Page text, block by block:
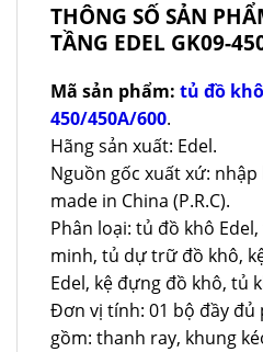
THÔNG SỐ SẢN
TẦNG EDEL GK09-
Mã sản phẩm: tủ đồ
450/450A/600.
Hãng sản xuất: Edel.
Nguồn gốc xuất xứ:
made in China (P.R.C).
Phân loại: tủ đồ khô
minh, tủ dự trữ đồ khô,
Edel, kệ đựng đồ khô, tủ
Đơn vị tính: 01 bộ đầy đủ
gồm: thanh ray, khung